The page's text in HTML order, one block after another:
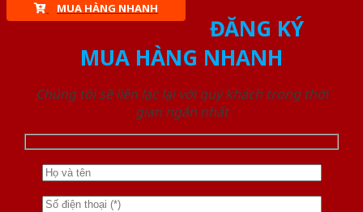
MUA HÀNG NHANH
ĐĂNG KÝ
MUA HÀNG NHANH
Chúng tôi sẽ liên lạc lại với quý khách trong thời
gian ngắn nhất